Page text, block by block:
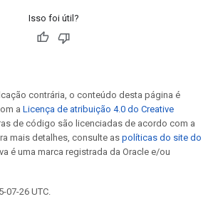
Isso foi útil?
contrária, o conteúdo desta página é
a Licença de atribuição 4.0 do Creative
de código são licenciadas de acordo com a
mais detalhes, consulte as políticas do site do
é uma marca registrada da Oracle e/ou
07-26 UTC.